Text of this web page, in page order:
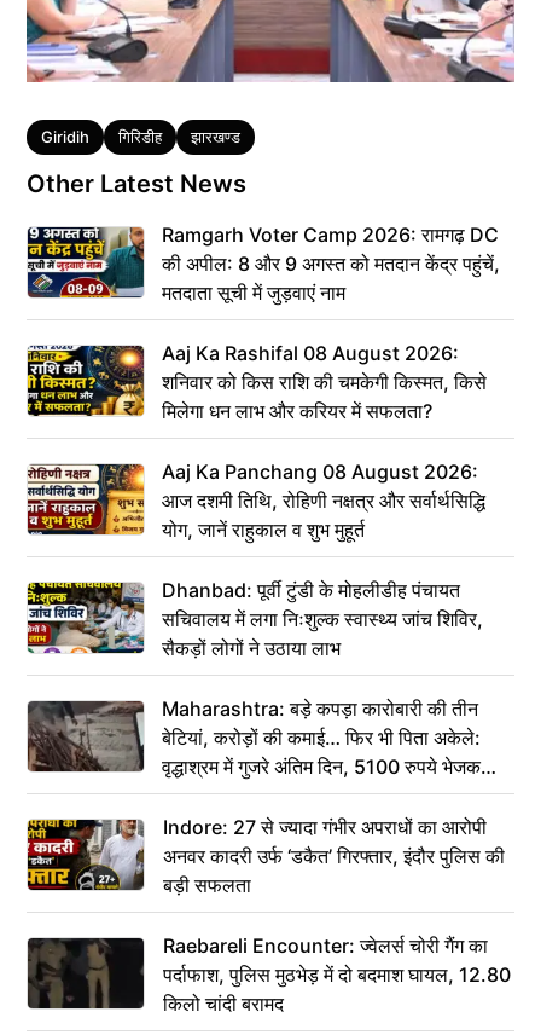
Tags
Giridih गिरिडीह झारखण्ड
Other Latest News
Ramgarh Voter Camp 2026: रामगढ़ DC
की अपील: 8 और 9 अगस्त को मतदान केंद्र पहुंचें,
मतदाता सूची में जुड़वाएं नाम
Aaj Ka Rashifal 08 August 2026:
शनिवार को किस राशि की चमकेगी किस्मत, किसे
मिलेगा धन लाभ और करियर में सफलता?
Aaj Ka Panchang 08 August 2026:
आज दशमी तिथि, रोहिणी नक्षत्र और सर्वार्थसिद्धि
योग, जानें राहुकाल व शुभ मुहूर्त
Dhanbad: पूर्वी टुंडी के मोहलीडीह पंचायत
सचिवालय में लगा निःशुल्क स्वास्थ्य जांच शिविर,
सैकड़ों लोगों ने उठाया लाभ
Maharashtra: बड़े कपड़ा कारोबारी की तीन
बेटियां, करोड़ों की कमाई… फिर भी पिता अकेले:
वृद्धाश्रम में गुजरे अंतिम दिन, 5100 रुपये भेजकर
कहा– अंतिम संस्कार कर दीजिए हम नहीं आ पाएंगे
Indore: 27 से ज्यादा गंभीर अपराधों का आरोपी
अनवर कादरी उर्फ ‘डकैत’ गिरफ्तार, इंदौर पुलिस की
बड़ी सफलता
Raebareli Encounter: ज्वेलर्स चोरी गैंग का
पर्दाफाश, पुलिस मुठभेड़ में दो बदमाश घायल, 12.80
किलो चांदी बरामद